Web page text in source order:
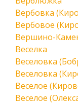
Вербовка
Вербовое
Вершино-
Веселка
Веселовка
Веселовка
Веселое
Веселое